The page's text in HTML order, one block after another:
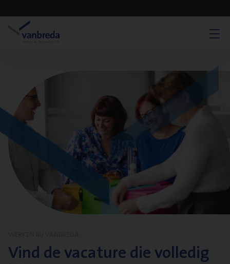
Vind de vacature die volledig